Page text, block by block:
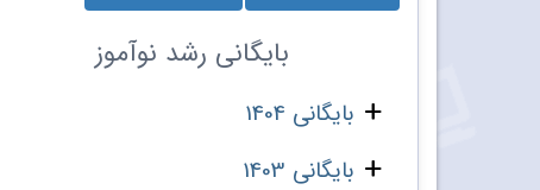
بایگانی رشد نوآموز
بایگانی 1404
بایگانی 1403